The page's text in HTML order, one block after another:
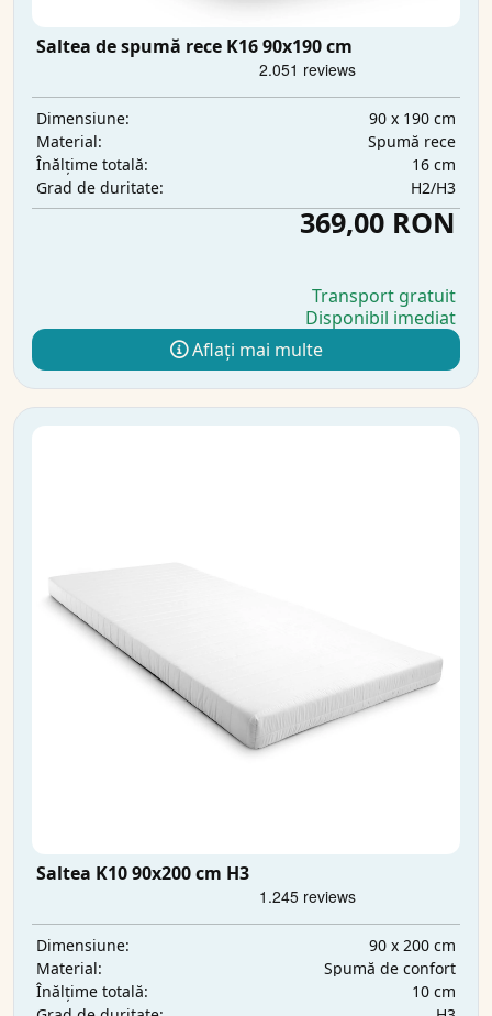
Saltea de spumă rece K16 90x190 cm
Dimensiune:
90 x 190 cm
Material:
Spumă rece
Înălțime totală:
16 cm
Grad de duritate:
H2/H3
369,00 RON
Transport gratuit
Disponibil imediat
Aflați mai multe
Saltea K10 90x200 cm H3
Dimensiune:
90 x 200 cm
Material:
Spumă de confort
Înălțime totală:
10 cm